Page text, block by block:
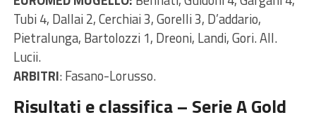
Tubi 4, Dallai 2, Cerchiai 3, Gorelli 3, D’addario,
Pietralunga, Bartolozzi 1, Dreoni, Landi, Gori. All.
Lucii.
ARBITRI: Fasano-Lorusso.
Risultati e classifica – Serie A Gold